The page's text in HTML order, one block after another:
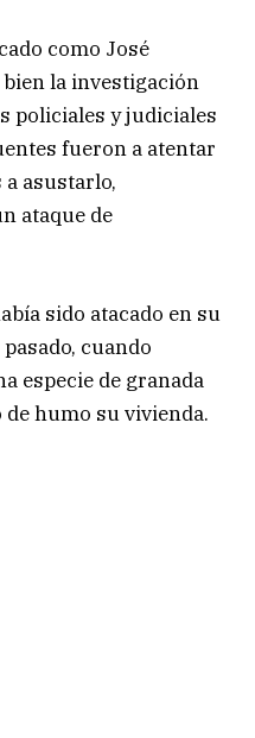
como José
bien la investigación
policiales y judiciales
fueron a atentar
asustarlo,
ataque de
sido atacado en su
cuando
especie de granada
humo su vivienda.